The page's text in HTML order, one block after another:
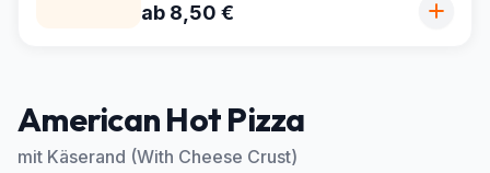
ab 8,50 €
American Hot Pizza
mit Käserand (With Cheese Crust)